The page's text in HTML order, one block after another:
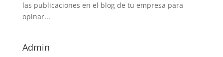
las publicaciones en el blog de tu empresa para
opinar...
Admin